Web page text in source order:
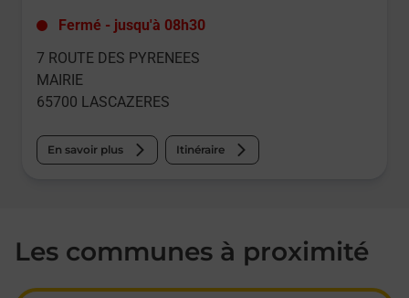
Fermé - jusqu'à 08h30
7 ROUTE DES PYRENEES
MAIRIE
65700 LASCAZERES
En savoir plus Itinéraire
Les communes à proximité